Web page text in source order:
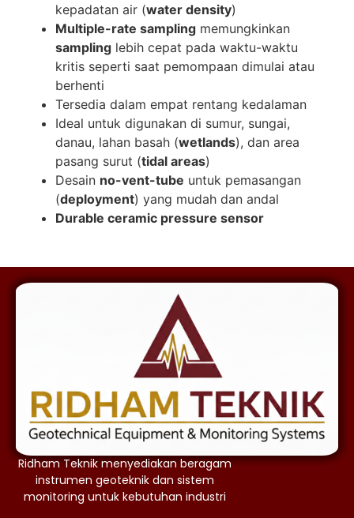
kepadatan air (water density)
Multiple-rate sampling memungkinkan
sampling lebih cepat pada waktu-waktu
kritis seperti saat pemompaan dimulai atau
berhenti
Tersedia dalam empat rentang kedalaman
Ideal untuk digunakan di sumur, sungai,
danau, lahan basah (wetlands), dan area
pasang surut (tidal areas)
Desain no-vent-tube untuk pemasangan
(deployment) yang mudah dan andal
Durable ceramic pressure sensor
Ridham Teknik menyediakan beragam
instrumen geoteknik dan sistem
monitoring untuk kebutuhan industri